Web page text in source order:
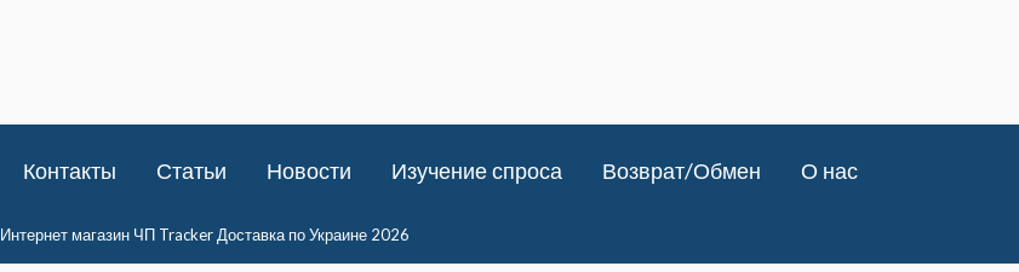
Контакты Статьи Новости Изучение спроса Возврат/Обмен О нас
Интернет магазин ЧП Tracker Доставка по Украине 2026